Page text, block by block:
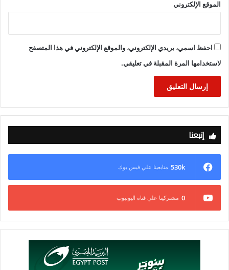
الموقع الإلكتروني
احفظ اسمي، بريدي الإلكتروني، والموقع الإلكتروني في هذا المتصفح
لاستخدامها المرة المقبلة في تعليقي.
إتبعنا
530k متابعينا علي فيس بوك
0 مشتركينا علي قناة اليوتيوب